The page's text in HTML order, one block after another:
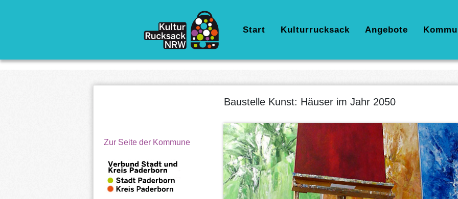
Hauptnavigation
Start Kulturrucksack Angebote
Zur Seite der Kommune
Baustelle Kunst: Häuser im Jahr 2050